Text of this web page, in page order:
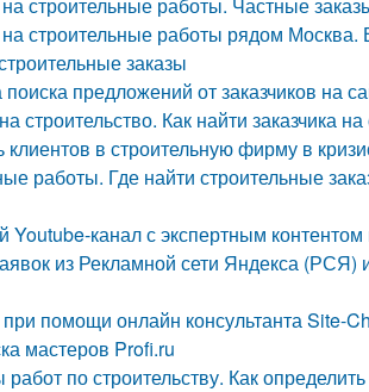
строительные работы рядом Москва.
заказы
предложений от заказчиков на
строительство. Как найти заказчика
клиентов в строительную фирму в
работы. Где найти строительные
Youtube-канал с экспертным
из Рекламной сети Яндекса (РСЯ)
помощи онлайн консультанта Site-
мастеров Profi.ru
работ по строительству. Как